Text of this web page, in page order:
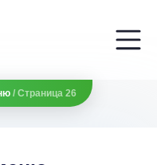
/ Страница 26